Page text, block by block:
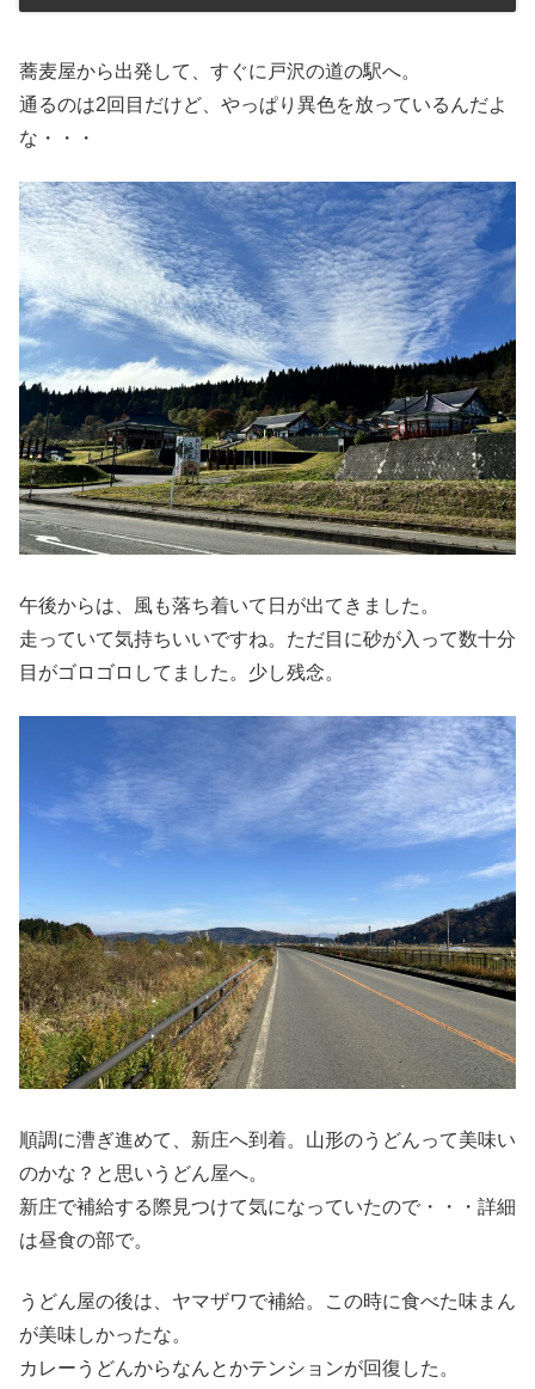
蕎麦屋から出発して、すぐに戸沢の道の駅へ。
通るのは2回目だけど、やっぱり異色を放っているんだよ
な・・・
午後からは、風も落ち着いて日が出てきました。
走っていて気持ちいいですね。ただ目に砂が入って数十分
目がゴロゴロしてました。少し残念。
順調に漕ぎ進めて、新庄へ到着。山形のうどんって美味い
のかな？と思いうどん屋へ。
新庄で補給する際見つけて気になっていたので・・・詳細
は昼食の部で。
うどん屋の後は、ヤマザワで補給。この時に食べた味まん
が美味しかったな。
カレーうどんからなんとかテンションが回復した。